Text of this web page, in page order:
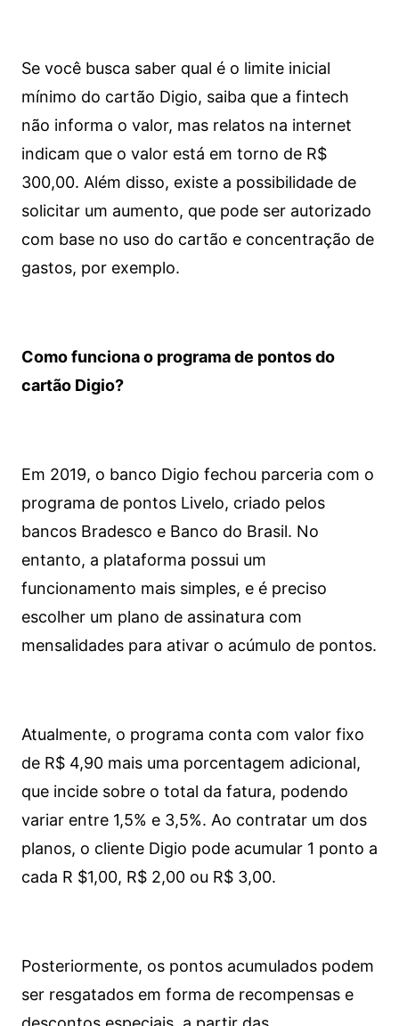
Se você busca saber qual é o limite inicial
mínimo do cartão Digio, saiba que a fintech
não informa o valor, mas relatos na internet
indicam que o valor está em torno de R$
300,00. Além disso, existe a possibilidade de
solicitar um aumento, que pode ser autorizado
com base no uso do cartão e concentração de
gastos, por exemplo.
Como funciona o programa de pontos do
cartão Digio?
Em 2019, o banco Digio fechou parceria com o
programa de pontos Livelo, criado pelos
bancos Bradesco e Banco do Brasil. No
entanto, a plataforma possui um
funcionamento mais simples, e é preciso
escolher um plano de assinatura com
mensalidades para ativar o acúmulo de pontos.
Atualmente, o programa conta com valor fixo
de R$ 4,90 mais uma porcentagem adicional,
que incide sobre o total da fatura, podendo
variar entre 1,5% e 3,5%. Ao contratar um dos
planos, o cliente Digio pode acumular 1 ponto a
cada R $1,00, R$ 2,00 ou R$ 3,00.
Posteriormente, os pontos acumulados podem
ser resgatados em forma de recompensas e